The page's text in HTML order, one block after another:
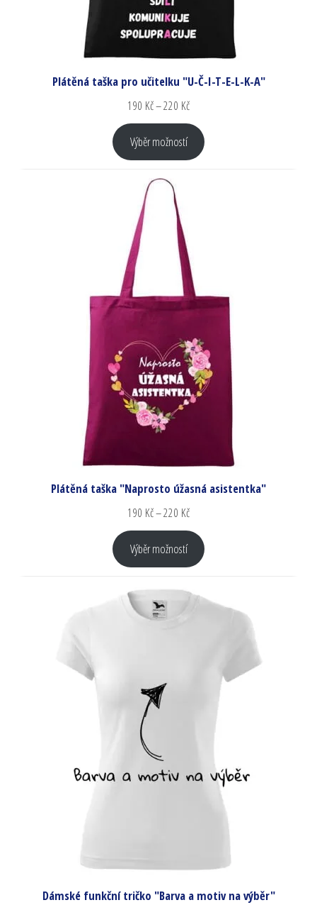
Plátěná taška pro učitelku "U-Č-I-T-E-L-K-A"
190 Kč–220 Kč
Výběr možností
Plátěná taška "Naprosto úžasná asistentka"
190 Kč–220 Kč
Výběr možností
Dámské funkční tričko "Barva a motiv na výběr"